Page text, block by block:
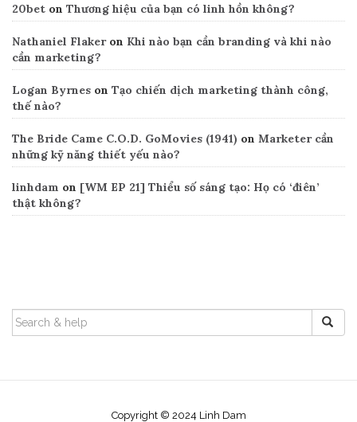
20bet on Thương hiệu của bạn có linh hồn không?
Nathaniel Flakeron Khi nào bạn cần branding và khi nào
cần marketing?
Logan Byrnes on Tạo chiến dịch marketing thành công,
thế nào?
The Bride Came C.O.D. GoMovies (1941) on Marketer cần
những kỹ năng thiết yếu nào?
linhdam on [WM EP 21] Thiểu số sáng tạo: Họ có ‘điên’
thật không?
SEARCH
FOR:
Copyright © 2024 Linh Dam